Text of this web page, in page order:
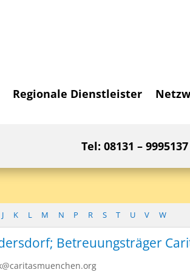
Regionale Dienstleister
Tel: 08131 – 9995137
J K L M N P R S T U V W
Betreuungsträger